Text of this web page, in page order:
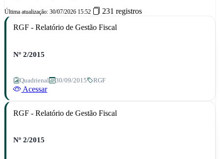
Última atualização: 30/07/2026 15:52
231 registros
RGF - Relatório de Gestão Fiscal
Nº 2/2015
Quadrienal 30/09/2015 RGF
Acessar
RGF - Relatório de Gestão Fiscal
Nº 2/2015